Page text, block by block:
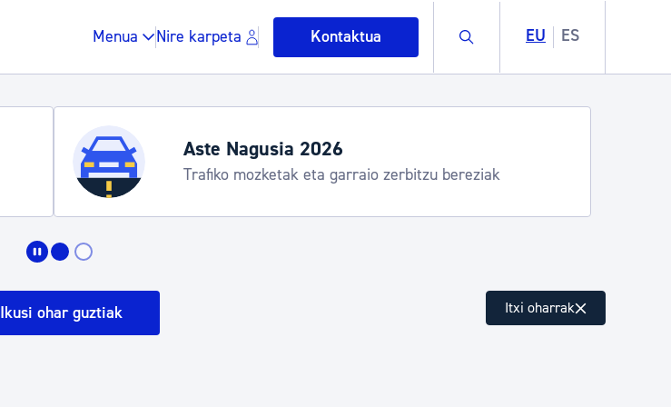
Menua Nire karpeta Kontaktua Buscar EU ES
Gune publikoa, hondakinak eta ingurumena
Aste Nagusia 2026
Trafiko mozketak eta garraio zerbitzu bereziak
Ikusi ohar guztiak Itxi oharrak